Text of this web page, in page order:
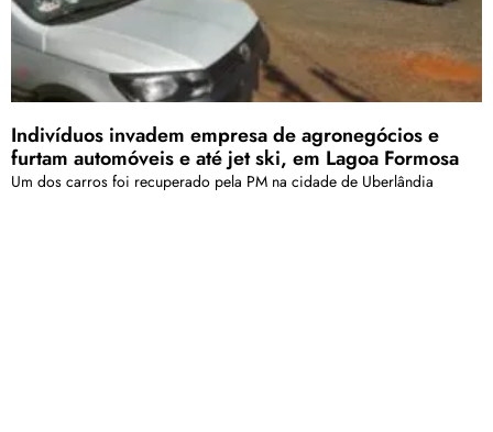
Indivíduos invadem empresa de agronegócios e
furtam automóveis e até jet ski, em Lagoa Formosa
Um dos carros foi recuperado pela PM na cidade de Uberlândia